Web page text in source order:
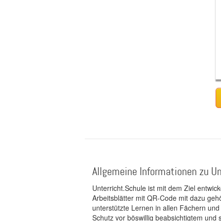
Allgemeine Informationen zu
Unterricht.Schule ist mit dem Ziel
Arbeitsblätter mit QR-Code mit dazu
unterstützte Lernen in allen Fächern
Schutz vor böswillig beabsichtigtem